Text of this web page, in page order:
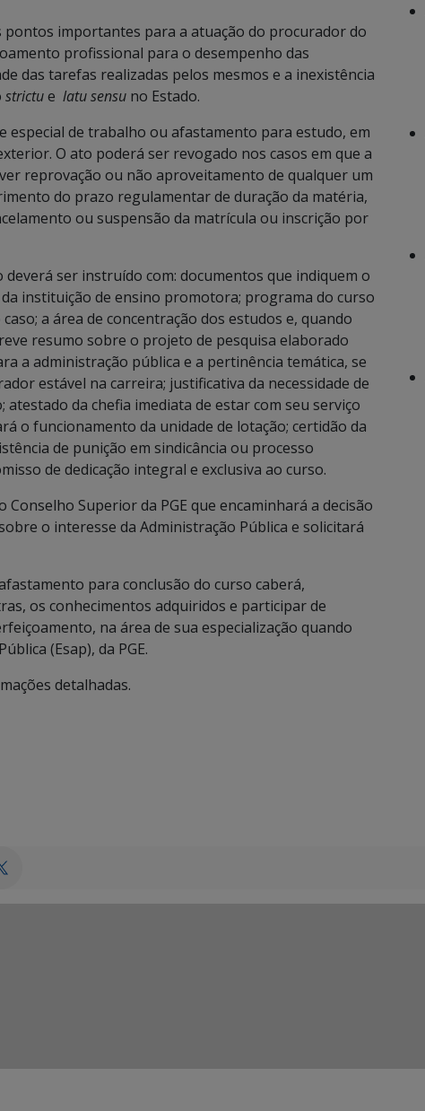
importantes para a atuação do procurador do
profissional para o desempenho das
das tarefas realizadas pelos mesmos e a inexistência
strictue latu sensu no Estado.
de trabalho ou afastamento para estudo, em
O ato poderá ser revogado nos casos em que a
reprovação ou não aproveitamento de qualquer um
do prazo regulamentar de duração da matéria,
ou suspensão da matrícula ou inscrição por
ser instruído com: documentos que indiquem o
instituição de ensino promotora; programa do curso
a área de concentração dos estudos e, quando
resumo sobre o projeto de pesquisa elaborado
a administração pública e a pertinência temática, se
estável na carreira; justificativa da necessidade de
da chefia imediata de estar com seu serviço
o funcionamento da unidade de lotação; certidão da
de punição em sindicância ou processo
de dedicação integral e exclusiva ao curso.
Superior da PGE que encaminhará a decisão
o interesse da Administração Pública e solicitará
para conclusão do curso caberá,
os conhecimentos adquiridos e participar de
na área de sua especialização quando
(Esap), da PGE.
detalhadas.